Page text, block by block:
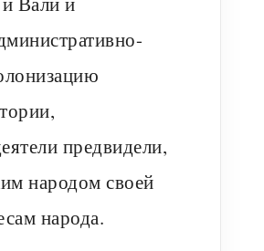
предвидели,
народом своей
народа.